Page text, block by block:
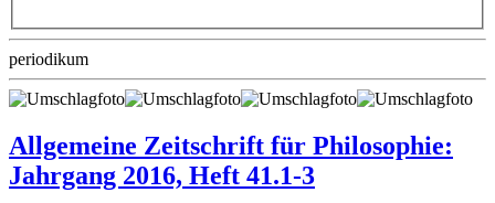
periodikum
Allgemeine Zeitschrift für Philosophie:
Jahrgang 2016, Heft 41.1-3